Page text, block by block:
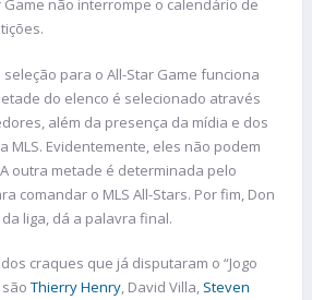
Game não interrompe o calendário de
seleção para o All-Star Game funciona
do elenco é selecionado através
além da presença da mídia e dos
MLS. Evidentemente, eles não podem
outra metade é determinada pelo
comandar o MLS All-Stars. Por fim, Don
liga, dá a palavra final.
craques que já disputaram o “Jogo
são Thierry Henry, David Villa, Steven